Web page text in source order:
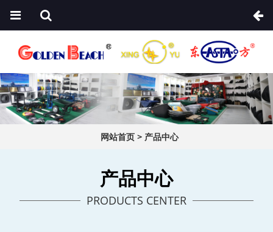
网站首页> 产品中心
产品中心
PRODUCTS CENTER